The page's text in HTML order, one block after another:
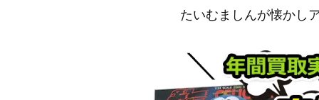
桜 遥（SR★★/パラレル）【UA38BT/
たいむましんが懐かし